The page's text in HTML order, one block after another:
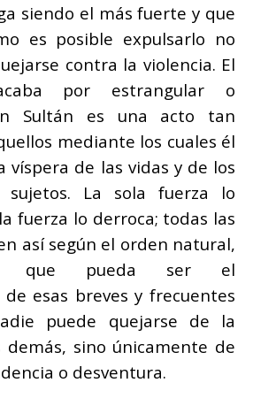
siendo el más fuerte y que
es posible expulsarlo no
contra la violencia. El
por estrangular o
Sultán es una acto tan
mediante los cuales él
víspera de las vidas y de los
sujetos. La sola fuerza lo
fuerza lo derroca; todas las
así según el orden natural,
que pueda ser el
esas breves y frecuentes
puede quejarse de la
demás, sino únicamente de
o desventura.